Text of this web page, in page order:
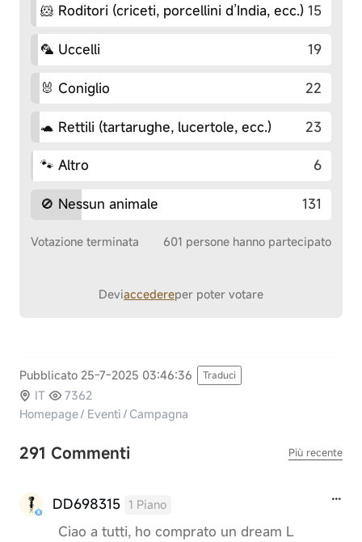
🐹 Roditori (criceti, porcellini d’India, ecc.) 15
🦜 Uccelli 19
🐰 Coniglio 22
🐢 Rettili (tartarughe, lucertole, ecc.) 23
🐾 Altro 6
🚫 Nessun animale 131
Votazione terminata 601 persone hanno partecipato
Deviaccedereper poter votare
Pubblicato 25-7-2025 03:46:36 Traduci
IT
7362
Homepage/ Eventi / Campagna
291 Commenti Più recente
DD698315 1 Piano
Ciao a tutti, ho comprato un dream L